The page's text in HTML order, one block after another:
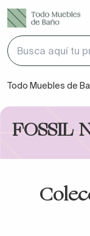
Todo Muebles de
FOSSIL